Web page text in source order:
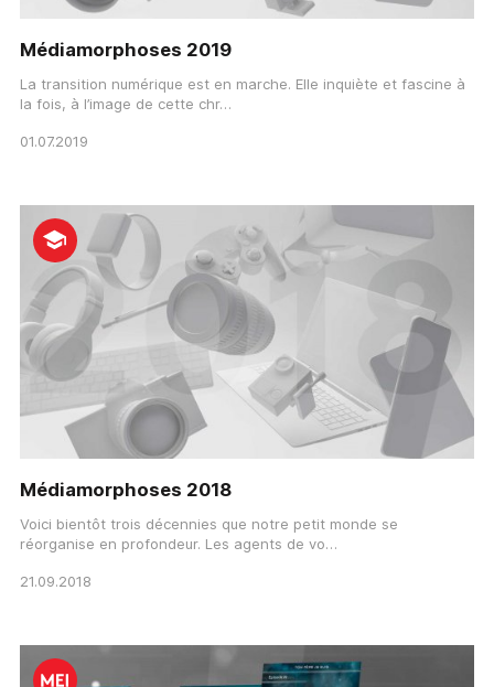
Médiamorphoses 2019
La transition numérique est en marche. Elle inquiète et fascine à
la fois, à l’image de cette chr…
01.07.2019
Médiamorphoses 2018
Voici bientôt trois décennies que notre petit monde se
réorganise en profondeur. Les agents de vo…
21.09.2018